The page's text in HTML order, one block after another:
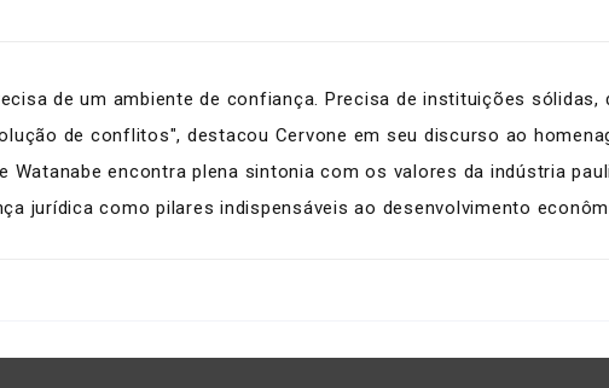
de um ambiente de confiança. Precisa de instituições sólidas,
de conflitos", destacou Cervone em seu discurso ao
Watanabe encontra plena sintonia com os valores da indústria
jurídica como pilares indispensáveis ao desenvolvimento